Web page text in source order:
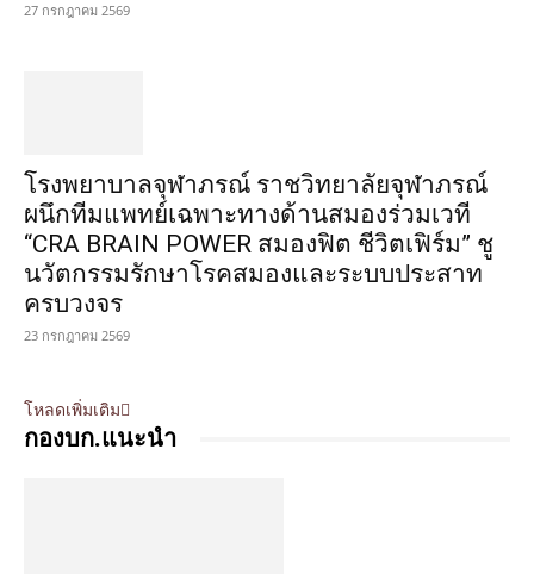
27 กรกฎาคม 2569
โรงพยาบาลจุฬาภรณ์ ราชวิทยาลัยจุฬาภรณ์
ผนึกทีมแพทย์เฉพาะทางด้านสมองร่วมเวที
“CRA BRAIN POWER สมองฟิต ชีวิตเฟิร์ม” ชู
นวัตกรรมรักษาโรคสมองและระบบประสาท
ครบวงจร
23 กรกฎาคม 2569
โหลดเพิ่มเติม
กองบก.แนะนำ